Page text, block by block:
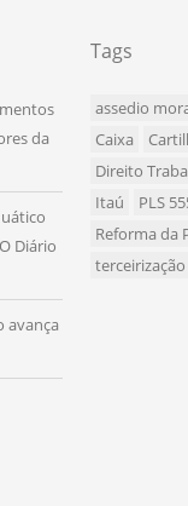
da
Diário
avança
Tags
assedio
Caixa
Direito
Itaú
PLS
Reforma da
terceirização